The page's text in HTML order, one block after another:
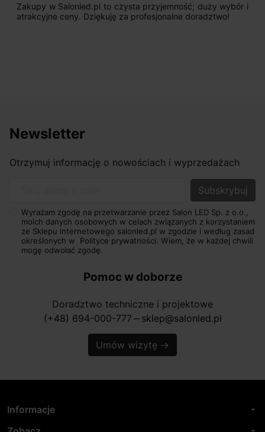
Zakupy w Salonled.pl to czysta przyjemność; duży wybór i
atrakcyjne ceny. Dziękuję za profesjonalne doradztwo!
Newsletter
Otrzymuj informację o nowościach i wyprzedażach
Wyrażam zgodę na przetwarzanie przez Salon LED Sp. z o.o.,
moich danych osobowych w celach związanych z korzystaniem
ze Sklepu internetowego salonled.pl w zgodzie i według zasad
określonych w Polityce prywatności. Wiem, że w każdej chwili
mogę odwołać zgodę.
Pomoc w doborze
Doradztwo techniczne i projektowe
(+48) 694-000-777 horizontal_rule sklep@salonled.pl
Umów wizytę →
Informacje arrow_drop_down